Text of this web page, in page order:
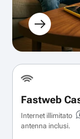
Fastweb
Internet illimitato
antenna inclusi.